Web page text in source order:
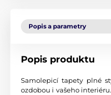
Popis a parametry
Popis produktu
Samolepicí tapety plné
ozdobou i vašeho